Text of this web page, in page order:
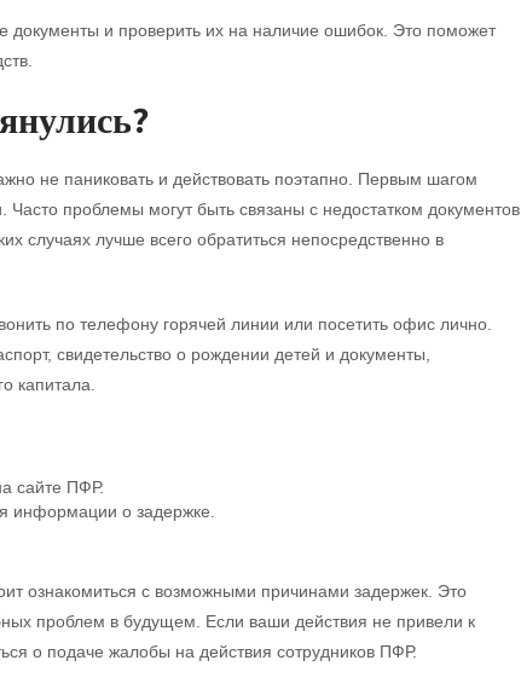
документы и проверить их на наличие ошибок. Это поможет
не паниковать и действовать поэтапно. Первым шагом
проблемы могут быть связаны с недостатком документов
случаях лучше всего обратиться непосредственно в
по телефону горячей линии или посетить офис лично.
свидетельство о рождении детей и документы,
капитала.
сайте ПФР.
информации о задержке.
ознакомиться с возможными причинами задержек. Это
проблем в будущем. Если ваши действия не привели к
о подаче жалобы на действия сотрудников ПФР.